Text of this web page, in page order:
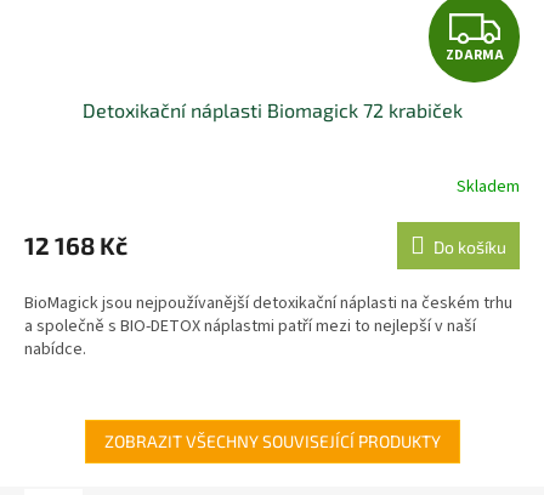
Z
D
R
M
A
ZDARMA
Detoxikační náplasti Biomagick 72 krabiček
Skladem
12 168 Kč Do košíku
BioMagick jsou nejpoužívanější detoxikační náplasti na českém trhu
a společně s BIO-DETOX náplastmi patří mezi to nejlepší v naší
nabídce.
ZOBRAZIT VŠECHNY SOUVISEJÍCÍ PRODUKTY